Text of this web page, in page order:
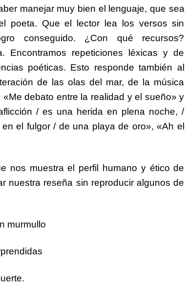
manejar muy bien el lenguaje, que sea
poeta. Que el lector lea los versos sin
conseguido. ¿Con qué recursos?
Encontramos repeticiones léxicas y de
poéticas. Esto responde también al
de las olas del mar, de la música
debato entre la realidad y el sueño» y
/ es una herida en plena noche, /
el fulgor / de una playa de oro», «Ah el
nos muestra el perfil humano y ético de
nuestra reseña sin reproducir algunos de
murmullo